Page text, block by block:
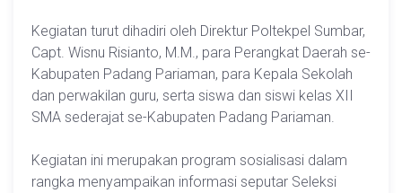
Kegiatan turut dihadiri oleh Direktur Poltekpel Sumbar,
Capt. Wisnu Risianto, M.M., para Perangkat Daerah se-
Kabupaten Padang Pariaman, para Kepala Sekolah
dan perwakilan guru, serta siswa dan siswi kelas XII
SMA sederajat se-Kabupaten Padang Pariaman.
Kegiatan ini merupakan program sosialisasi dalam
rangka menyampaikan informasi seputar Seleksi